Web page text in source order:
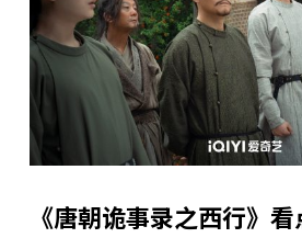
《唐朝诡事录之西行》